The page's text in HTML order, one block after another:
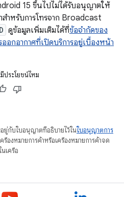
15 ขึ้นไปไม่ได้รับอนุญาตให้
ำหรับการโทรจาก Broadcast
ดูข้อมูลเพิ่มเติมได้ที่ข้อจํากัดของ
ออกอากาศที่เปิดบริการอยู่เบื้องหน้า
ประโยชน์ไหม
ยู่กับใบอนุญาตที่อธิบายไว้ในใบอนุญาตการ
องหมายการค้าหรือเครื่องหมายการค้าจด
เครือ